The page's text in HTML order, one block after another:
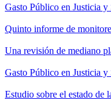
Gasto Público en Justicia
Quinto informe de
Una revisión de mediano
Gasto Público en Justicia
Estudio sobre el estado de